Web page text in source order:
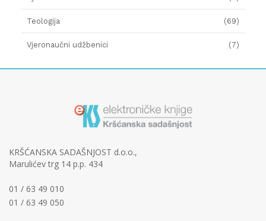
Teologija (69)
Vjeronaučni udžbenici (7)
KRŠĆANSKA SADAŠNJOST d.o.o.,
Marulićev trg 14 p.p. 434
01 / 63 49 010
01 / 63 49 050